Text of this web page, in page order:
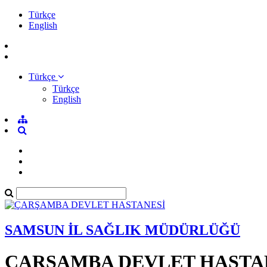
Türkçe
English
Türkçe
Türkçe
English
SAMSUN İL SAĞLIK MÜDÜRLÜĞÜ
ÇARŞAMBA DEVLET